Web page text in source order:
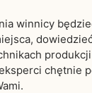
winnicy
chętnie